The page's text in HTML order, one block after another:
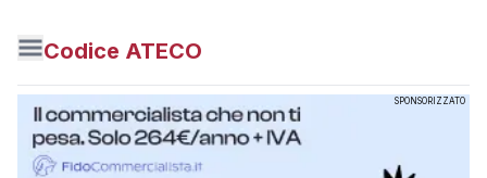
Codice ATECO
SPONSORIZZATO